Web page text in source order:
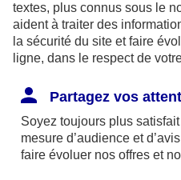
sont de 1,875 % du
fois le PASS ou si plus
textes, plus connus sous le
aident à traiter des
la sécurité du site et faire
ligne, dans le respect de
Partagez vos
Soyez toujours plus
mesure d’audience et
faire évoluer nos offres et